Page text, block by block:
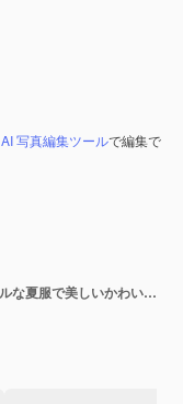
AI 写真編集ツールで編集で
グレーに分離された化粧なしのカジュアルな夏服で美しいかわいいブルネットの女性モデルの肖像画。空気キスを与える